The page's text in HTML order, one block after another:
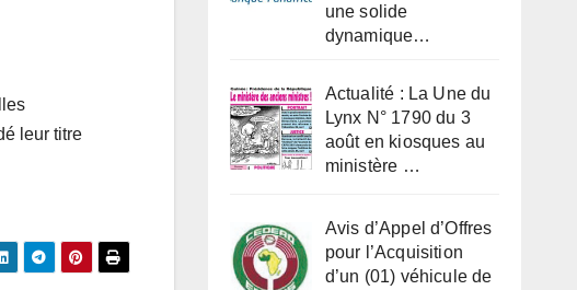
leur titre
une solide
dynamique…
Actualité : La Une du
Lynx N° 1790 du 3
août en kiosques au
ministère …
Avis d’Appel d’Offres
pour l’Acquisition
d’un (01) véhicule de